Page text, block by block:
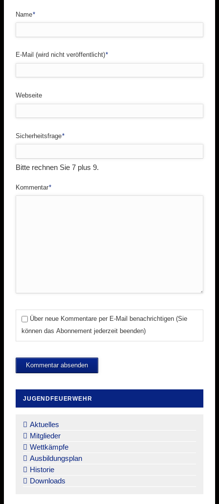
Pflichtfeld
Name*
Pflichtfeld
E-Mail (wird nicht veröffentlicht)*
Webseite
Pflichtfeld
Sicherheitsfrage*
Bitte rechnen Sie 7 plus 9.
Pflichtfeld
Kommentar*
Über neue Kommentare per E-Mail benachrichtigen (Sie
können das Abonnement jederzeit beenden)
Kommentar absenden
JUGENDFEUERWEHR
überspringen
Aktuelles
Mitglieder
Wettkämpfe
Ausbildungsplan
Historie
Downloads